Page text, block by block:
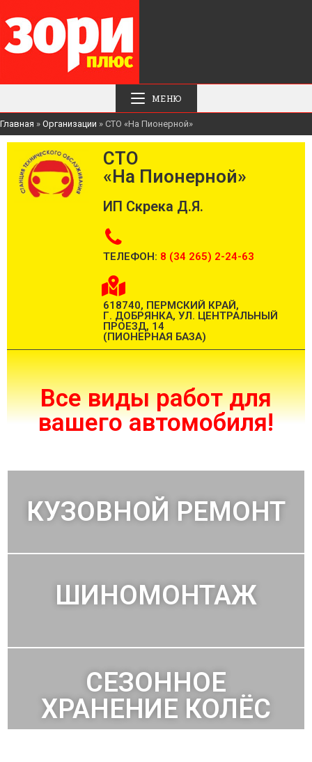
МЕНЮ
Главная » Организации » СТО «На Пионерной»
СТО
«На Пионерной»
ИП Скрека Д.Я.
ТЕЛЕФОН: 8 (34 265) 2-24-63
618740, ПЕРМСКИЙ КРАЙ,
Г. ДОБРЯНКА, УЛ. ЦЕНТРАЛЬНЫЙ
ПРОЕЗД, 14
(ПИОНЕРНАЯ БАЗА)
Все виды работ для
вашего автомобиля!
КУЗОВНОЙ РЕМОНТ
ШИНОМОНТАЖ
СЕЗОННОЕ
ХРАНЕНИЕ КОЛЁС